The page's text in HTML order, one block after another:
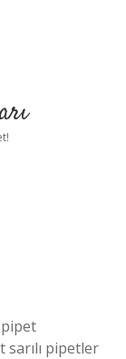
pipet
sarılı pipetler